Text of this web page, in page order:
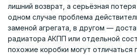
лишний возврат, а серьёзная
одном случае проблема
заменой агрегата, в другом —
радиатора АКПП или отдельной
похожие коробки могут отличаться